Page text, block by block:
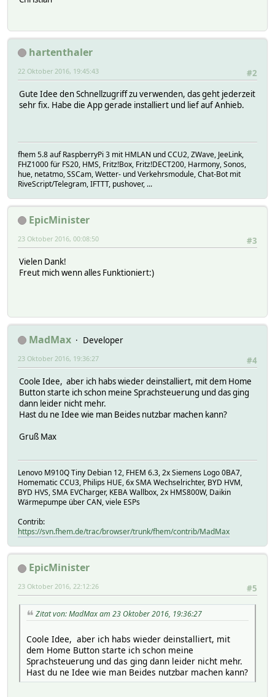
hartenthaler
#2
22 Oktober 2016, 19:45:43
Gute Idee den Schnellzugriff zu verwenden, das geht jederzeit
sehr fix. Habe die App gerade installiert und lief auf Anhieb.
fhem 5.8 auf RaspberryPi 3 mit HMLAN und CCU2, ZWave, JeeLink,
FHZ1000 für FS20, HMS, Fritz!Box, Fritz!DECT200, Harmony, Sonos,
hue, netatmo, SSCam, Wetter- und Verkehrsmodule, Chat-Bot mit
RiveScript/Telegram, IFTTT, pushover, ...
EpicMinister
#3
23 Oktober 2016, 00:08:50
Vielen Dank!
Freut mich wenn alles Funktioniert:)
MadMax
Developer
#4
23 Oktober 2016, 19:36:27
Coole Idee, aber ich habs wieder deinstalliert, mit dem Home
Button starte ich schon meine Sprachsteuerung und das ging
dann leider nicht mehr.
Hast du ne Idee wie man Beides nutzbar machen kann?
Gruß Max
Lenovo M910Q Tiny Debian 12, FHEM 6.3, 2x Siemens Logo 0BA7,
Homematic CCU3, Philips HUE, 6x SMA Wechselrichter, BYD HVM,
BYD HVS, SMA EVCharger, KEBA Wallbox, 2x HMS800W, Daikin
Wärmepumpe über CAN, viele ESPs
Contrib:
https://svn.fhem.de/trac/browser/trunk/fhem/contrib/MadMax
EpicMinister
#5
23 Oktober 2016, 22:12:26
Zitat von: MadMax am 23 Oktober 2016, 19:36:27
Coole Idee, aber ich habs wieder deinstalliert, mit
dem Home Button starte ich schon meine
Sprachsteuerung und das ging dann leider nicht mehr.
Hast du ne Idee wie man Beides nutzbar machen kann?